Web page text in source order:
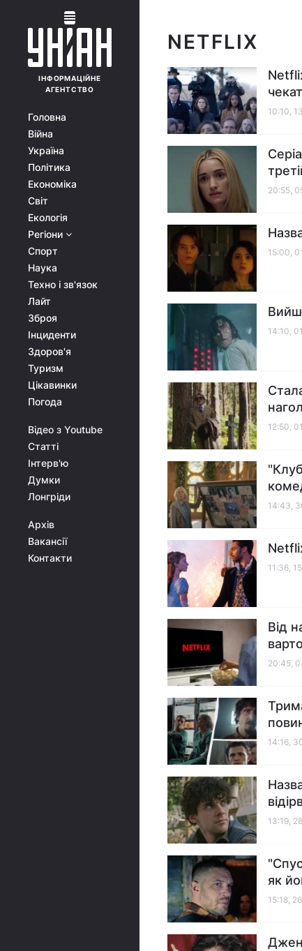
ІНФОРМАЦІЙНЕ
АГЕНТСТВО
Головна
Війна
Україна
Політика
Економіка
Світ
Екологія
Регіони
Спорт
Наука
Техно і зв'язок
Лайт
Зброя
Інциденти
Здоров'я
Туризм
Цікавинки
Погода
Відео з Youtube
Статті
Інтерв'ю
Думки
Лонгріди
Архів
Вакансії
Контакти
NETFLIX
10:10,
20:55,
15:00,
14:10,
12:50,
14:43,
11:36,
Від
20:45,
14:16,
13:19,
як
15:18,